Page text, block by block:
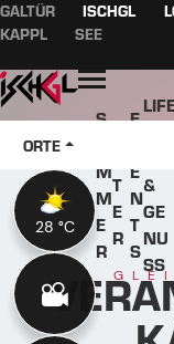
Hauptinhalt
Inhaltsverzeichnis
Hauptnavigation
Inhaltsverzeichnis
GALTÜR
ISCHGL
KAPPL
SEE
Öffnen
S
M
M
E
R
T
E
R
E
E
N
T
S
&
GE
NU
SS
ORTE
28 °C
28 °C